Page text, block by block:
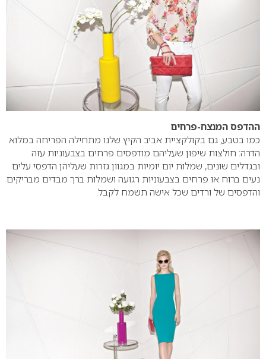
ההדפס המנצח-פרחים
כמו בטבע, גם בקולקציית אביב הקיץ שלנו מתחילה הפריחה במלוא
הדרה: חולצות שיפון שעליהם מודפסים פרחים בצבעוניות עזה
ובגדלים שונים, שמלות יום יומיות במגוון גזרות שעליהן הדפסי עלים
נעים ברוח או פרחים בצבעוניות רגועה ושמלות ברך מבדים מבריקים
והדפסים של ורדים שכל אישה תשמח לקבל.